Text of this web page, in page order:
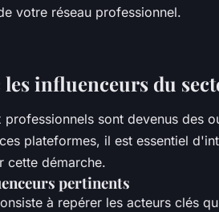
votre réseau professionnel.
influenceurs du
professionnels sont devenus des
plateformes, il est essentiel
cette démarche.
pertinents
à repérer les acteurs clés